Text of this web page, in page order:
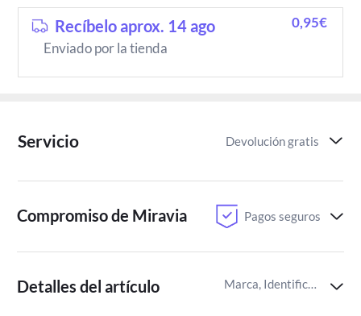
Recíbelo aprox. 14 ago
0,95€
Enviado por la tienda
Servicio Devolución gratis
Compromiso de Miravia Pagos seguros
Detalles del artículo Marca, Identificador del artículo de Miravia